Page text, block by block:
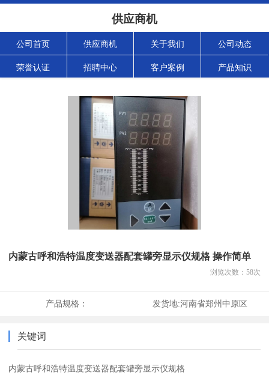
供应商机
公司首页 供应商机 关于我们 公司动态
荣誉认证 招聘中心 客户案例 产品知识
内蒙古呼和浩特温度变送器配套罐旁显示仪规格 操作简单
浏览次数： 58次
产品规格： 发货地:河南省郑州中原区
关键词
内蒙古呼和浩特温度变送器配套罐旁显示仪规格